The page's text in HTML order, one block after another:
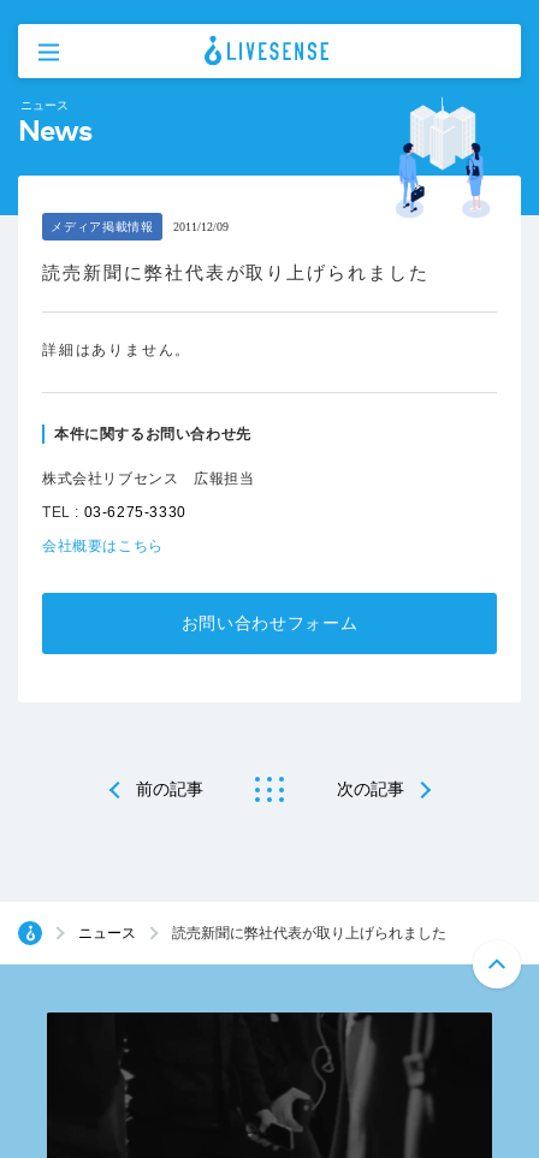
ニュース
News
メディア掲載情報 2011/12/09
読売新聞に弊社代表が取り上げられました
詳細はありません。
本件に関するお問い合わせ先
株式会社リブセンス 広報担当
TEL : 03-6275-3330
会社概要はこちら
お問い合わせフォーム
前の記事 次の記事
ニュース 読売新聞に弊社代表が取り上げられました